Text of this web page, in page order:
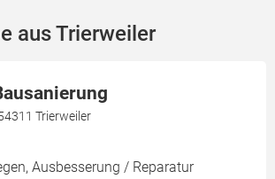
aus Trierweiler
Trierweiler
Ausbesserung / Reparatur